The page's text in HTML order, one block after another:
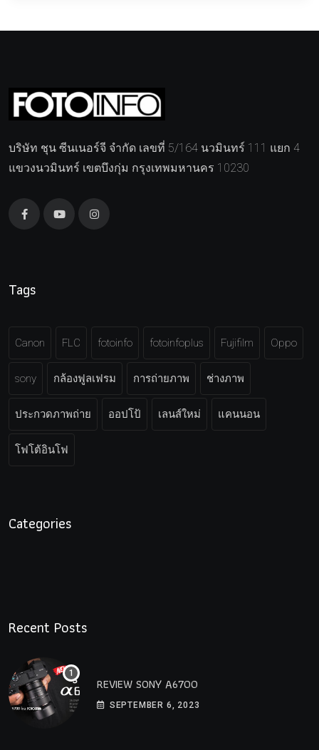
บริษัท ชุน ซีนเนอร์จี จำกัด เลขที่ 5/164 นวมินทร์ 111 แยก 4
แขวงนวมินทร์ เขตบึงกุ่ม กรุงเทพมหานคร 10230
Tags
Canon FLC fotoinfo fotoinfoplus Fujifilm Oppo
sony กล้องฟูลเฟรม การถ่ายภาพ ช่างภาพ
ประกวดภาพถ่าย ออปโป้ เลนส์ใหม่ แคนนอน
โฟโต้อินโฟ
Categories
Recent Posts
REVIEW SONY A6700
SEPTEMBER 6, 2023